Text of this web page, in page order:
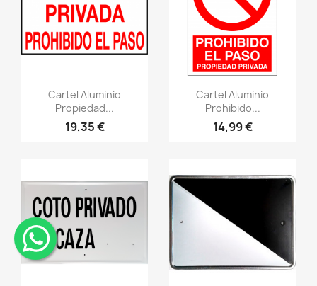
visibilityVistazo rápido
Cartel Aluminio
Propiedad...
19,35 €
visibilityVistazo rápido
Cartel Aluminio
Prohibido...
14,99 €
¨